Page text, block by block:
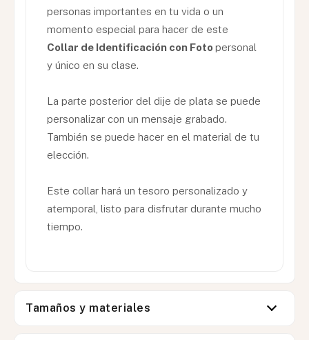
personas importantes en tu vida o un
momento especial para hacer de este
Collar de Identificación con Foto personal
y único en su clase.
La parte posterior del dije de plata se puede
personalizar con un mensaje grabado.
También se puede hacer en el material de tu
elección.
Este collar hará un tesoro personalizado y
atemporal, listo para disfrutar durante mucho
tiempo.
Tamaños y materiales